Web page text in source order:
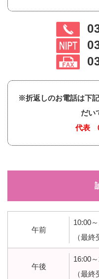
※折返しのお電話は下
だい
代表
午前
10:00
（最終
午後
16:00
（最終